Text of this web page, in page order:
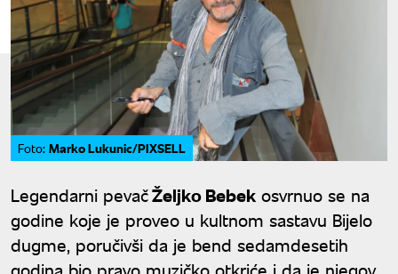
Foto: Marko Lukunic/PIXSELL
Legendarni pevačŽeljko Bebek osvrnuo se na
godine koje je proveo u kultnom sastavu Bijelo
dugme, poručivši da je bend sedamdesetih